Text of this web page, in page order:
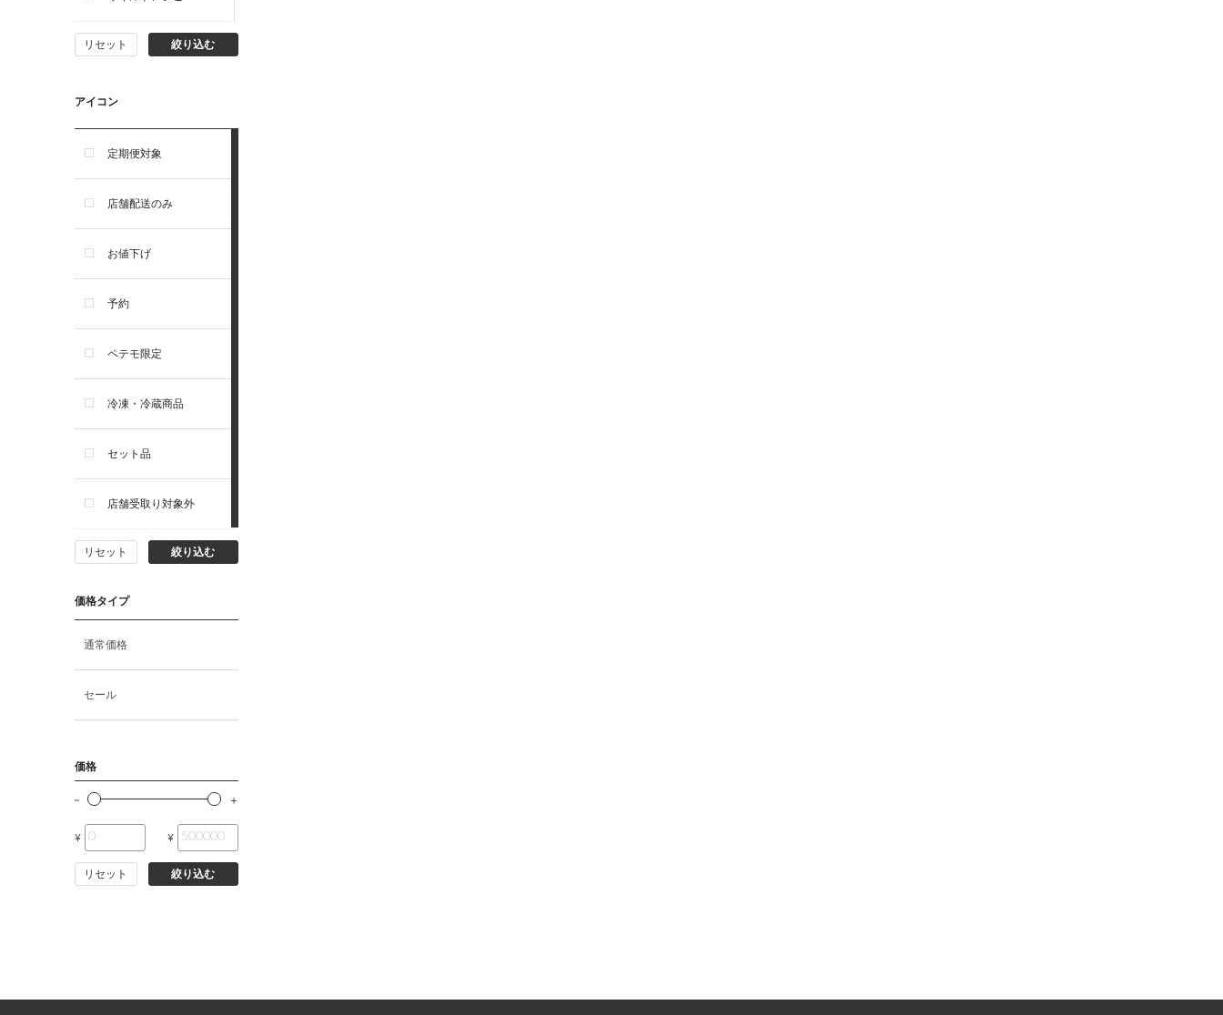
ナチュラルチョイス
ウェルネス
アーテミス
セレクトバランス
リガロ
ソルビダ
フィジカライフ
リセット 絞り込む
アイコン
定期便対象
店舗配送のみ
お値下げ
予約
ペテモ限定
冷凍・冷蔵商品
セット品
店舗受取り対象外
リセット 絞り込む
価格タイプ
通常価格
セール
価格
¥ ¥
リセット 絞り込む